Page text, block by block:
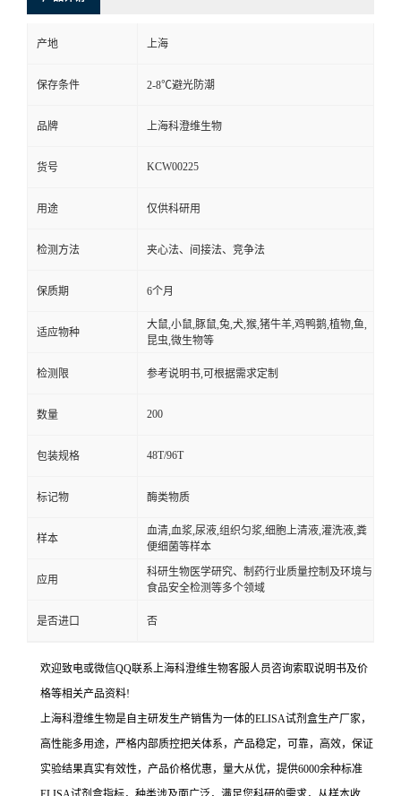
产地 上海
保存条件 2-8℃避光防潮
品牌 上海科澄维生物
货号 KCW00225
用途 仅供科研用
检测方法 夹心法、间接法、竞争法
保质期 6个月
适应物种
大鼠,小鼠,豚鼠,兔,犬,猴,猪牛羊,鸡鸭鹅,植物,鱼,
昆虫,微生物等
检测限 参考说明书,可根据需求定制
数量 200
包装规格 48T/96T
标记物 酶类物质
样本
血清,血浆,尿液,组织匀浆,细胞上清液,灌洗液,粪
便细菌等样本
应用
科研生物医学研究、制药行业质量控制及环境与
食品安全检测等多个领域
是否进口 否
欢迎致电或微信QQ联系上海科澄维生物客服人员咨询索取说明书及价
格等相关产品资料!
上海科澄维生物是自主研发生产销售为一体的ELISA试剂盒生产厂家，
高性能多用途，严格内部质控把关体系，产品稳定，可靠，高效，保证
实验结果真实有效性，产品价格优惠，量大从优，提供6000余种标准